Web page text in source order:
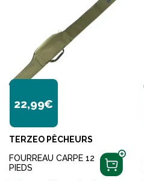
22,99€
TERZEO PÊCHEURS
FOURREAU CARPE 12
PIEDS